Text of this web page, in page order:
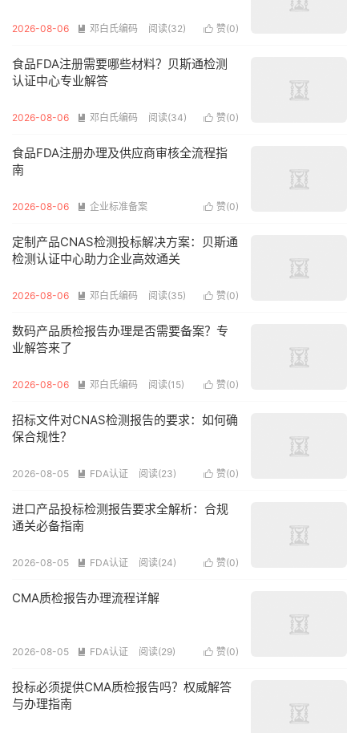
 赞(0)
2026-08-06  邓白氏编码 阅读(32)
食品FDA注册需要哪些材料？贝斯通检测
认证中心专业解答
 赞(0)
2026-08-06  邓白氏编码 阅读(34)
食品FDA注册办理及供应商审核全流程指
南
 赞(0)
2026-08-06  企业标准备案
定制产品CNAS检测投标解决方案：贝斯通
检测认证中心助力企业高效通关
 赞(0)
2026-08-06  邓白氏编码 阅读(35)
数码产品质检报告办理是否需要备案？专
业解答来了
 赞(0)
2026-08-06  邓白氏编码 阅读(15)
招标文件对CNAS检测报告的要求：如何确
保合规性？
 赞(0)
2026-08-05  FDA认证 阅读(23)
进口产品投标检测报告要求全解析：合规
通关必备指南
 赞(0)
2026-08-05  FDA认证 阅读(24)
CMA质检报告办理流程详解
 赞(0)
2026-08-05  FDA认证 阅读(29)
投标必须提供CMA质检报告吗？权威解答
与办理指南